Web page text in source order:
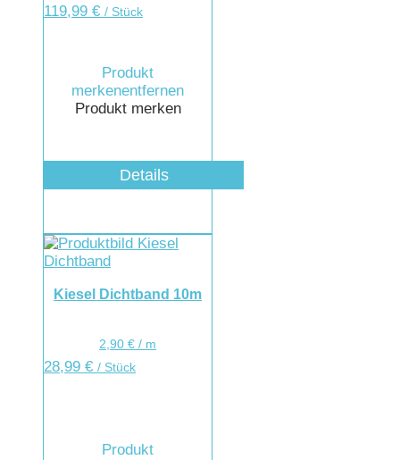
119,99 € / Stück
Produkt
merkenentfernen
Produkt merken
Details
Kiesel Dichtband 10m
2,90€ / m
28,99 € / Stück
Produkt